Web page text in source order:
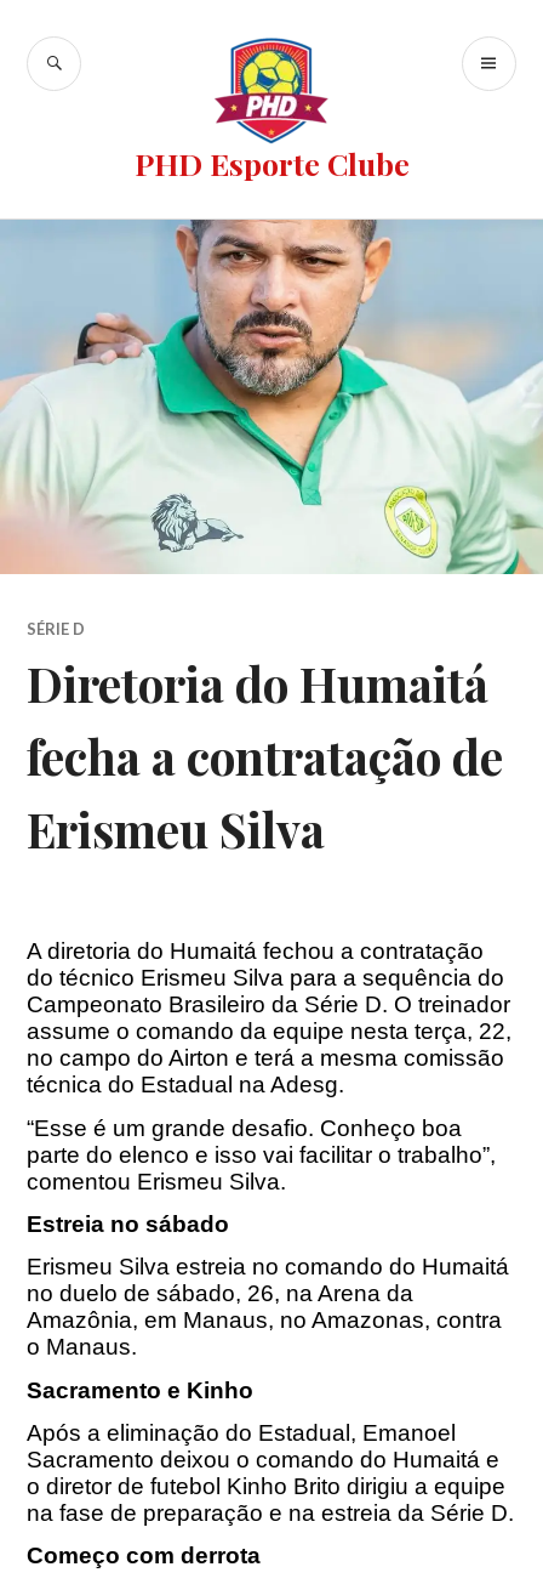
PHD Esporte Clube
SÉRIE D
Diretoria do Humaitá
fecha a contratação de
Erismeu Silva
A diretoria do Humaitá fechou a contratação
do técnico Erismeu Silva para a sequência do
Campeonato Brasileiro da Série D. O treinador
assume o comando da equipe nesta terça, 22,
no campo do Airton e terá a mesma comissão
técnica do Estadual na Adesg.
“Esse é um grande desafio. Conheço boa
parte do elenco e isso vai facilitar o trabalho”,
comentou Erismeu Silva.
Estreia no sábado
Erismeu Silva estreia no comando do Humaitá
no duelo de sábado, 26, na Arena da
Amazônia, em Manaus, no Amazonas, contra
o Manaus.
Sacramento e Kinho
Após a eliminação do Estadual, Emanoel
Sacramento deixou o comando do Humaitá e
o diretor de futebol Kinho Brito dirigiu a equipe
na fase de preparação e na estreia da Série D.
Começo com derrota